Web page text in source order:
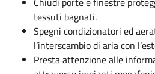
tessuti bagnati.
Spegni condizionatori ed
l’interscambio di aria con
Presta attenzione alle